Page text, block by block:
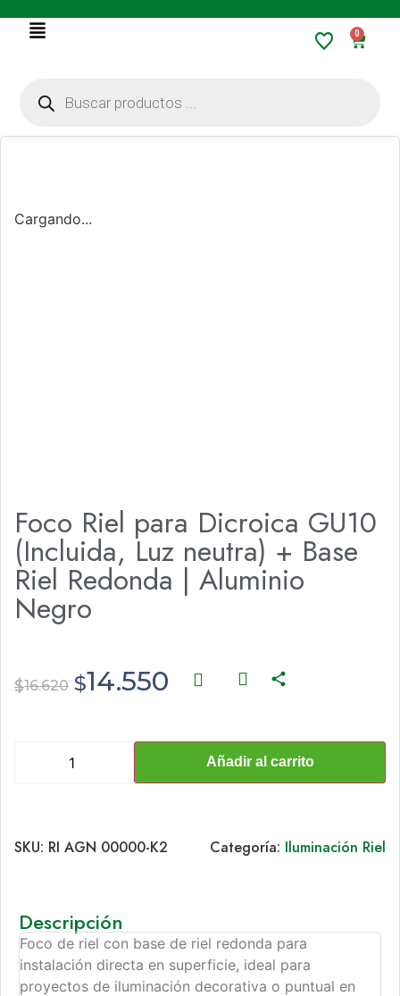
0
Cargando...
Foco Riel para Dicroica GU10
(Incluida, Luz neutra) + Base
Riel Redonda | Aluminio
Negro
$16.620 $14.550
Añadir al carrito
SKU: RI AGN 00000-K2 Categoría: Iluminación Riel
Descripción
Foco de riel con base de riel redonda para
instalación directa en superficie, ideal para
proyectos de iluminación decorativa o puntual en